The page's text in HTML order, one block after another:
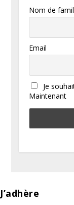
Nom de
Email
Je
Maintenant
J’adhère